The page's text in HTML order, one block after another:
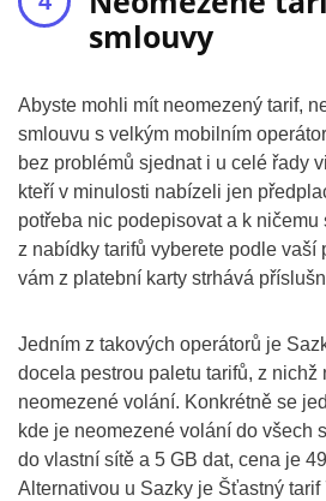
smlouvy
Abyste mohli mít neomezený tarif,
smlouvu s velkým mobilním
bez problémů sjednat i u celé řady
kteří v minulosti nabízeli jen
potřeba nic podepisovat a k ničemu
z nabídky tarifů vyberete podle vaší
vám z platební karty strhává
Jedním z takových operátorů je
docela pestrou paletu tarifů, z nichž
neomezené volání. Konkrétně se
kde je neomezené volání do všech
do vlastní sítě a 5 GB dat, cena je
Alternativou u Sazky je Šťastný